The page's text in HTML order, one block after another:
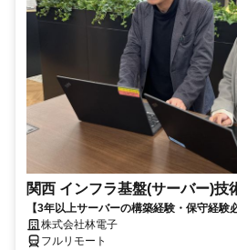
関西 インフラ基盤(サーバー)技
【3年以上サーバーの構築経験・保守経験
株式会社林電子
フルリモート